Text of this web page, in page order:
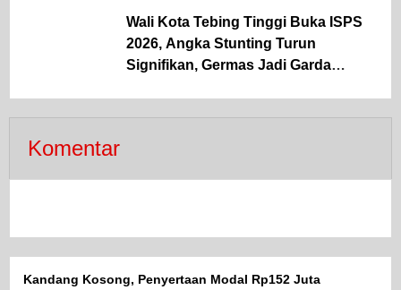
Wali Kota Tebing Tinggi Buka ISPS
2026, Angka Stunting Turun
Signifikan, Germas Jadi Garda
Komentar
Kandang Kosong, Penyertaan Modal Rp152 Juta